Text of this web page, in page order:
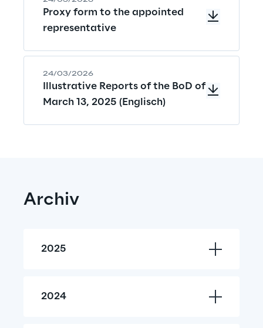
Proxy form to the appointed
representative
24/03/2026
Illustrative Reports of the BoD of
March 13, 2025 (Englisch)
Archiv
2025
2024